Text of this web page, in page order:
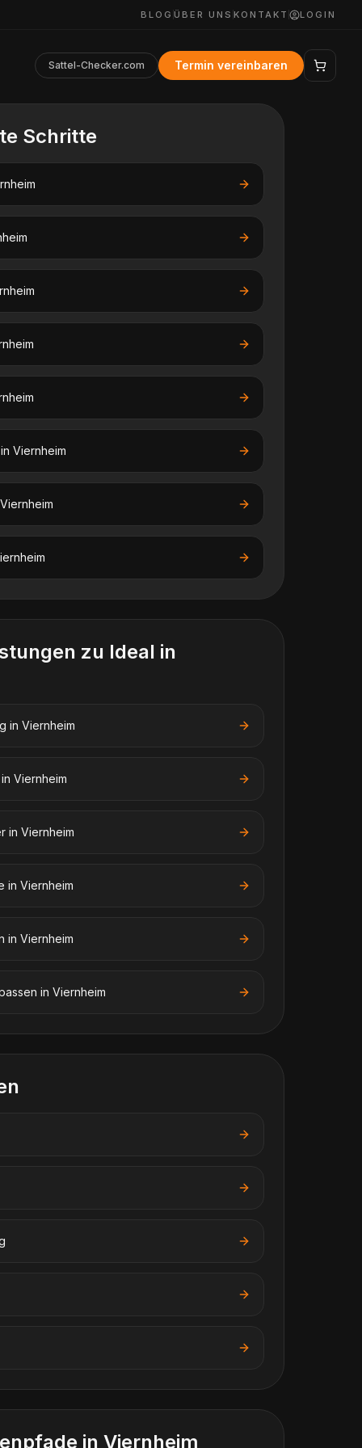
BLOG ÜBER UNS KONTAKT LOGIN
Sattel-Checker.com Termin vereinbaren
Schritte
Viernheim
Viernheim
zu Ideal in
in Viernheim
Viernheim
in Viernheim
in Viernheim
in Viernheim
in Viernheim
in Viernheim